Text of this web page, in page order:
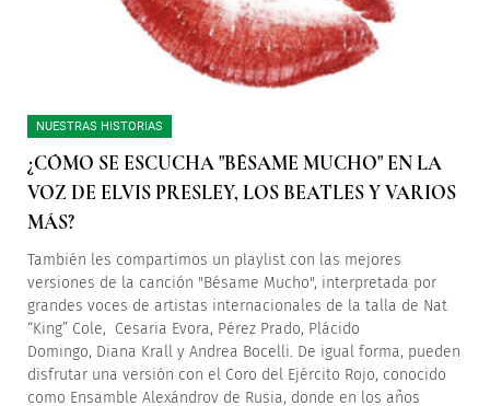
NUESTRAS HISTORIAS
¿CÓMO SE ESCUCHA "BÉSAME MUCHO" EN LA
VOZ DE ELVIS PRESLEY, LOS BEATLES Y VARIOS
MÁS?
También les compartimos un playlist con las mejores
versiones de la canción "Bésame Mucho", interpretada por
grandes voces de artistas internacionales de la talla de Nat
“King” Cole, Cesaria Evora, Pérez Prado, Plácido
Domingo, Diana Krall y Andrea Bocelli. De igual forma, pueden
disfrutar una versión con el Coro del Ejército Rojo, conocido
como Ensamble Alexándrov de Rusia, donde en los años